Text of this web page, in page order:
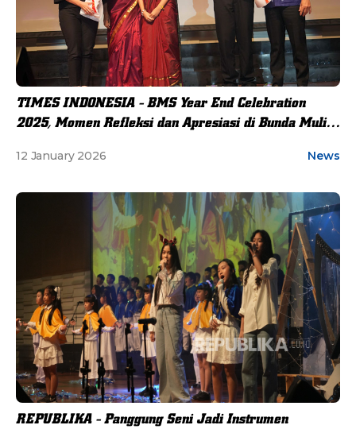
TIMES INDONESIA - BMS Year End Celebration
2025, Momen Refleksi dan Apresiasi di Bunda Mulia
12 January 2026 News
REPUBLIKA - Panggung Seni Jadi Instrumen